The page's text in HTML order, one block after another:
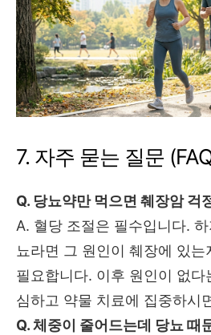
7. 자주 묻는 질문
Q. 당뇨약만 먹으면 췌장암 걱
A. 혈당 조절은 필수입니다.
뇨라면 그 원인이 췌장에 있는
필요합니다. 이후 원인이 없
심하고 약물 치료에 집중하시
Q. 체중이 줄어드는데 당뇨 때